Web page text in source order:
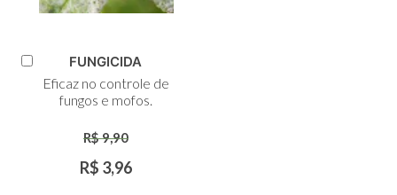
Carrinho
FUNGICIDA
Eficaz no controle de
fungos e mofos.
R$ 9,90
R$ 3,96